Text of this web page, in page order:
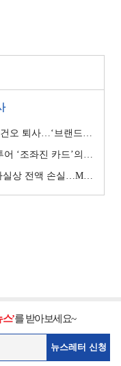
랜드 정체성’ 전환점 맞나
[Z-스코어 기업가치 바로보기]
실…MBK 책임론 재점화
’를 받아보세요~
뉴스레터 신청